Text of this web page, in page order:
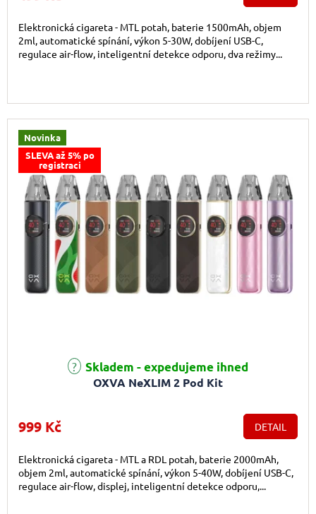
Elektronická cigareta - MTL potah, baterie 1500mAh, objem
2ml, automatické spínání, výkon 5-30W, dobíjení USB-C,
regulace air-flow, inteligentní detekce odporu, dva režimy...
Novinka
SLEVA až 5% po
registraci
OXVA NeXLIM 2 Pod Kit
Skladem - expedujeme ihned
999 Kč DETAIL
Elektronická cigareta - MTL a RDL potah, baterie 2000mAh,
objem 2ml, automatické spínání, výkon 5-40W, dobíjení USB-C,
regulace air-flow, displej, inteligentní detekce odporu,...